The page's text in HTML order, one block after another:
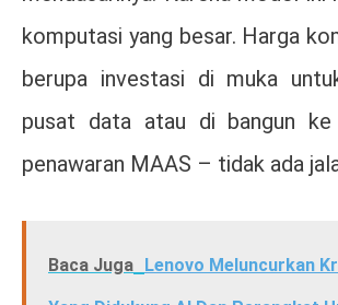
komputasi yang besar. Harga
berupa investasi di muka
pusat data atau di bangun ke
penawaran MAAS – tidak ada
Baca Juga Lenovo Meluncurkan